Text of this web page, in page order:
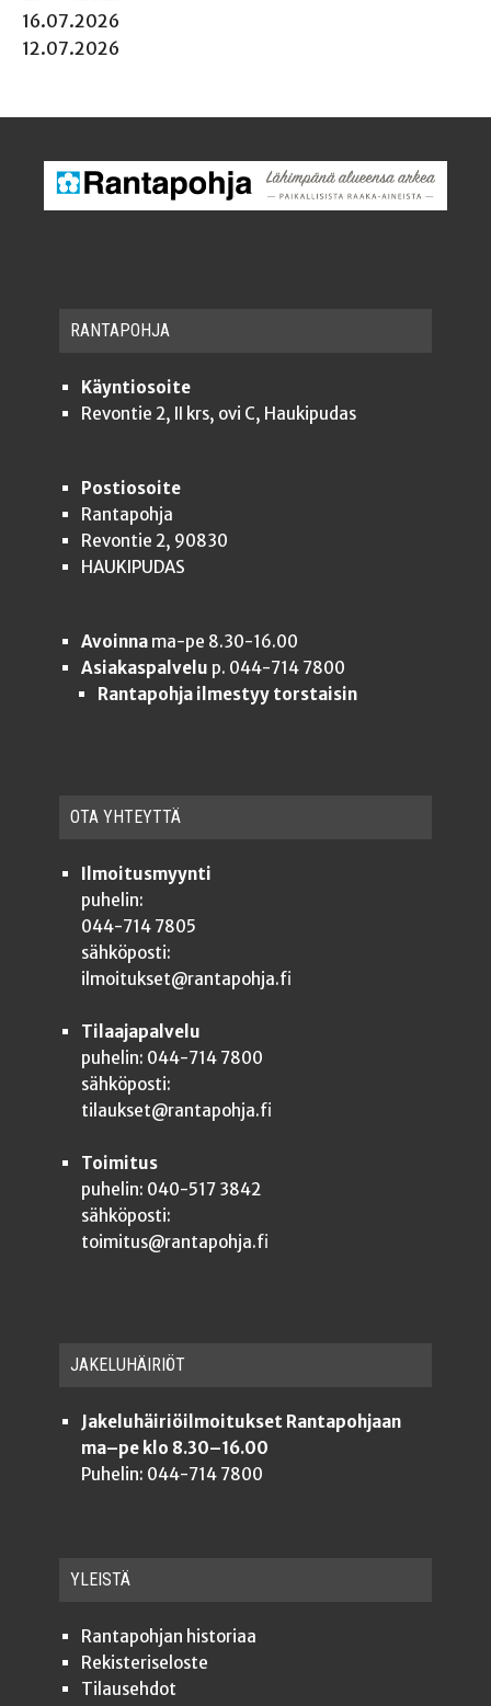
16.07.2026
12.07.2026
RAN­TA­POH­JA
Käyntiosoite
Revontie 2, II krs, ovi C, Haukipudas
Postiosoite
Rantapohja
Revontie 2, 90830
HAUKIPUDAS
Avoinnama-pe 8.30-16.00
Asiakaspalvelu p. 044-714 7800
Rantapohja ilmestyy torstaisin
OTA YHTEYT­TÄ
Ilmoitusmyynti
puhelin:
044-714 7805
sähköposti:
ilmoitukset@rantapohja.fi
Tilaajapalvelu
puhelin: 044-714 7800
sähköposti:
tilaukset@rantapohja.fi
Toimitus
puhelin: 040-517 3842
sähköposti:
toimitus@rantapohja.fi
JAKE­LU­HÄI­RIÖT
Jakeluhäiriöilmoitukset Rantapohjaan
ma–pe klo 8.30–16.00
Puhelin: 044-714 7800
YLEISTÄ
Ran­ta­poh­jan historiaa
Rekis­te­ri­se­los­te
Tilauseh­dot